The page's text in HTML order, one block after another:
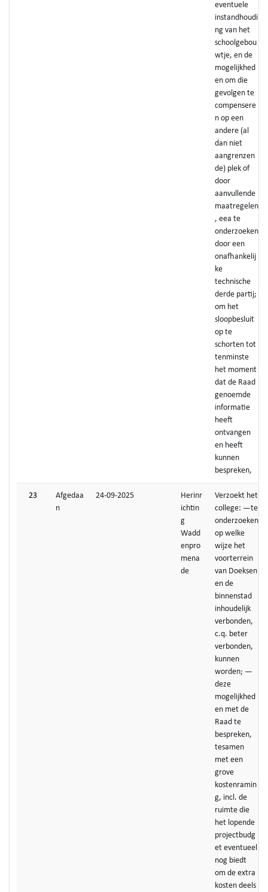
eventuele
instandhoudi
ng van het
schoolgebou
wtje, en de
mogelijkhed
en om die
gevolgen te
compensere
n op een
andere (al
dan niet
aangrenzen
de) plek of
door
aanvullende
maatregelen
, eea te
onderzoeken
door een
onafhankelij
ke
technische
derde partij;
om het
sloopbesluit
op te
schorten tot
tenminste
het moment
dat de Raad
genoemde
informatie
heeft
ontvangen
en heeft
kunnen
bespreken,
23
Afgedaa
n
24-09-2025
Herinr
ichtin
g
Wadd
enpro
mena
de
Verzoekt het
college: —te
onderzoeken
op welke
wijze het
voorterrein
van Doeksen
en de
binnenstad
inhoudelijk
verbonden,
c.q. beter
verbonden,
kunnen
worden; —
deze
mogelijkhed
en met de
Raad te
bespreken,
tesamen
met een
grove
kostenramin
g, incl. de
ruimte die
het lopende
projectbudg
et eventueel
nog biedt
om de extra
kosten deels